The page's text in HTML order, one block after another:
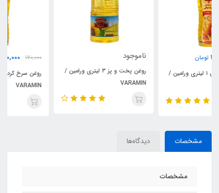
روغن پخت و پز ۳ لیتری ورامین /
تومان
روغن سرخ کردنی ۱ لیتری ورامین /
مشخصات دیدگاه‌ها
مشخصات